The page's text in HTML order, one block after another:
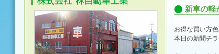
新車の軽
お得な買い方
本日の新聞チ